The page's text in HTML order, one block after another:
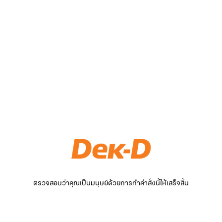
ตรวจสอบว่าคุณเป็นมนุษย์ด้วยการทำคำสั่งนี้ให้เสร็จสิ้น